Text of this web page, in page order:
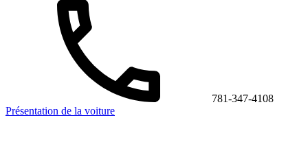
781-347-4108
Présentation de la voiture